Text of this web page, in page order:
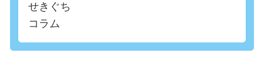
せきぐち
コラム